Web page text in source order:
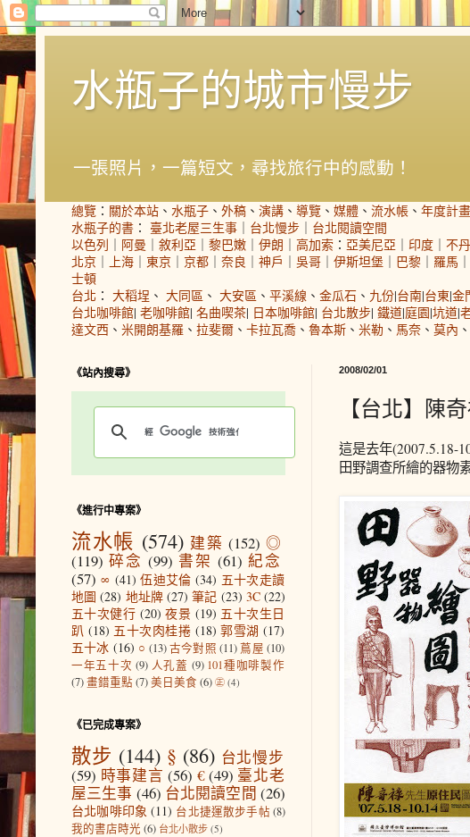
水瓶子的城市慢步
一張照片，一篇短文，尋找旅行中的感動！
總覽 ： 關於本站 、 水瓶子 、 外稿 、 演講 、 導覽 、 媒體 、 流水帳 、 年度計畫
水瓶子的書 ： 臺北老屋三生事 ｜ 台北慢步 ｜ 台北閱讀空間
以色列 ｜ 阿曼 ｜ 敘利亞 ｜ 黎巴嫩 ｜ 伊朗 ｜ 高加索 ： 亞美尼亞 ｜ 印度 ｜ 不丹
北京 ｜ 上海 ｜ 東京 ｜ 京都 ｜ 奈良 ｜ 神戶 ｜ 吳哥 ｜ 伊斯坦堡 ｜ 巴黎 ｜ 羅馬 ｜
士頓
台北 ： 大稻埕 、 大同區 、 大安區 、 平溪線 、 金瓜石 、 九份|台南|台東|金
台北咖啡館| 老咖啡館| 名曲喫茶| 日本咖啡館| 台北散步| 鐵道|庭園|坑道|
達文西 、 米開朗基羅 、 拉斐爾 、 卡拉瓦喬 、 魯本斯 、 米勒 、 馬奈 、 莫內 、
2008/02/01
【台北】陳
這是去年(2007.5.18-
田野調查所繪的器物
《站內搜尋》
《進行中專案》
流水帳 (574) 建築 (152) ◎
(119) 碎念 (99) 書架 (61) 紀念
(57) ∞ (41) 伍迪艾倫 (34) 五十次走讀
地圖 (28) 地址牌 (27) 筆記 (23) 3C (22)
五十次健行 (20) 夜景 (19) 五十次生日
趴 (18) 五十次肉桂捲 (18) 郭雪湖 (17)
五十冰 (16) ○ (13)古今對照 (11) 蔦屋 (10)
一年五十次 (9) 人孔蓋 (9) 101種咖啡製作
(7)畫錯重點 (7)美日美食 (6) ㊣ (4)
《已完成專案》
散步 (144) § (86) 台北慢步
(59) 時事建言 (56) € (49) 臺北老
屋三生事 (46) 台北閱讀空間 (26)
台北咖啡印象 (11) 台北捷運散步手帖 (8)
我的書店時光 (6) 台北小散步 (5)